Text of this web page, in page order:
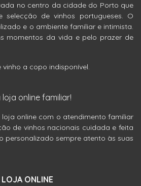
no centro da cidade do Porto que
selecção de vinhos portugueses. O
e o ambiente familiar e intimista.
momentos da vida e pelo prazer de
vinho a copo indisponível.
loja online familiar!
online com o atendimento familiar
de vinhos nacionais cuidada e feita
personalizado sempre atento às suas
LOJA ONLINE